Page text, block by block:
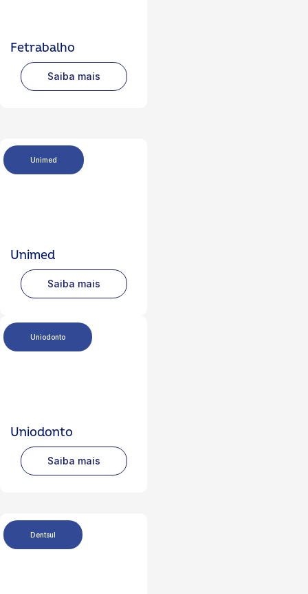
Fetrabalho
Saiba mais
Unimed
Unimed
Saiba mais
Uniodonto
Uniodonto
Saiba mais
Dentsul